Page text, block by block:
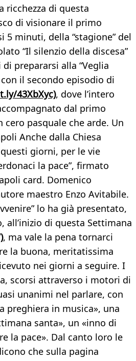
ricchezza di questa
di visionare il primo
5 minuti, della “stagione” del
“Il silenzio della discesa”
di prepararsi alla “Veglia
il secondo episodio di
43XbXyc), dove l’intero
dal primo
pasquale che arde. Un
Anche dalla Chiesa
giorni, per le vie
la pace”, firmato
card. Domenico
maestro Enzo Avitabile.
lo ha già presentato,
all’inizio di questa Settimana
, ma vale la pena tornarci
la buona, meritatissima
nei giorni a seguire. I
scorsi attraverso i motori di
unanimi nel parlare, con
preghiera in musica», una
santa», un «inno di
la pace». Dal canto loro le
che sulla pagina